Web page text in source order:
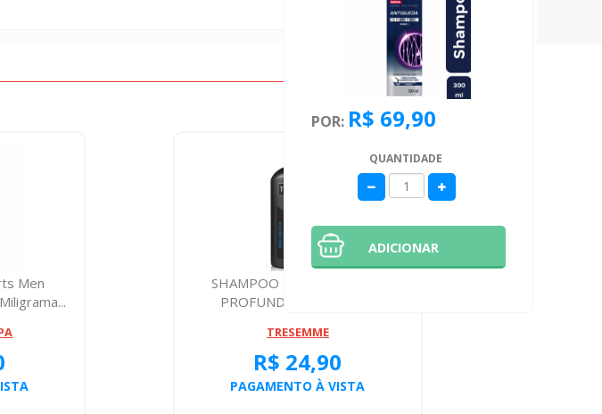
POR: R$ 69,90
QUANTIDADE
ADICIONAR
Men
SHAMPOO TRESEMME HID
PROFUNDA 400ML 8846
TRESEMME
R$ 24,90
PAGAMENTO À VISTA